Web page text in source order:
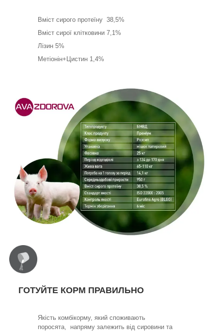
Вміст сирого протеїну 38,5%
Вміст сирої клітковини 7,1%
Лізин 5%
Метіонін+Цистин 1,4%
ГОТУЙТЕ КОРМ ПРАВИЛЬНО
Якість комбікорму, який споживають
поросята, напряму залежить від сировини та